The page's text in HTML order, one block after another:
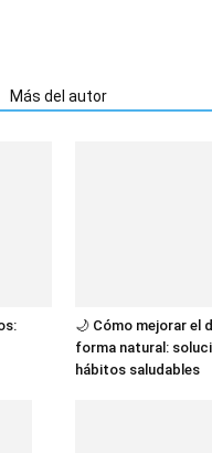
Más del autor
🌙 Cómo mejorar el
forma natural:
hábitos saludables